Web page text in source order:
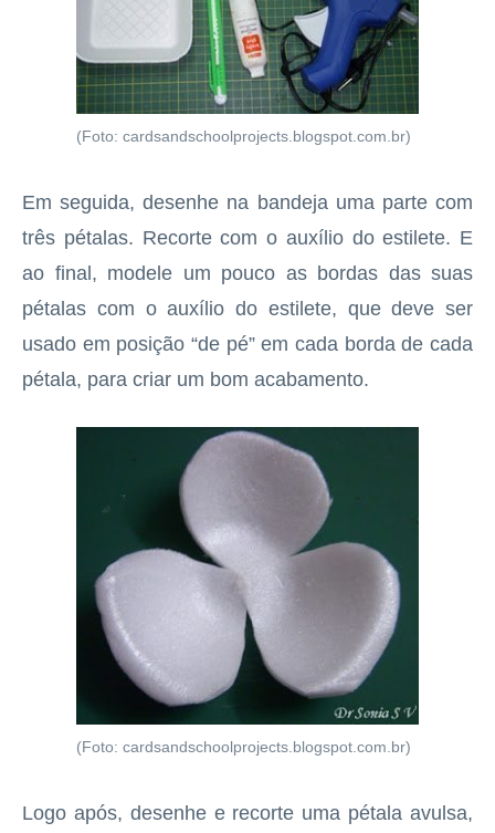
(Foto: cardsandschoolprojects.blogspot.com.br)
Em seguida, desenhe na bandeja uma parte com
três pétalas. Recorte com o auxílio do estilete. E
ao final, modele um pouco as bordas das suas
pétalas com o auxílio do estilete, que deve ser
usado em posição “de pé” em cada borda de cada
pétala, para criar um bom acabamento.
(Foto: cardsandschoolprojects.blogspot.com.br)
Logo após, desenhe e recorte uma pétala avulsa,